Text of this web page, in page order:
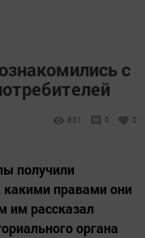
с
831 0 0
получили
правами они
им рассказал
органа